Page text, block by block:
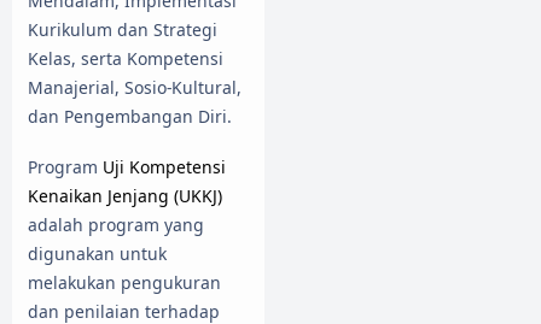
Kurikulum dan Strategi
Kelas, serta Kompetensi
Manajerial, Sosio-Kultural,
dan Pengembangan Diri.
Program Uji Kompetensi
Kenaikan Jenjang (UKKJ)
adalah program yang
digunakan untuk
melakukan pengukuran
dan penilaian terhadap